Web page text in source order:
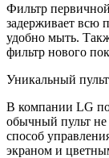
Фильтр
задерживает всю
удобно мыть.
фильтр нового
Уникальный пульт
В компании LG
обычный пульт
способ
экраном и